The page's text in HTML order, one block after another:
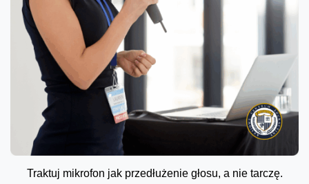
Traktuj mikrofon jak przedłużenie głosu, a nie tarczę.